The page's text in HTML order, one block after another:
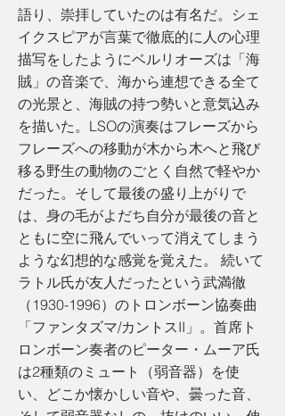
語り、崇拝していたのは有名だ。シェ
イクスピアが言葉で徹底的に人の心理
描写をしたようにベルリオーズは「海
賊」の音楽で、海から連想できる全て
の光景と、海賊の持つ勢いと意気込み
を描いた。LSOの演奏はフレーズから
フレーズへの移動が木から木へと飛び
移る野生の動物のごとく自然で軽やか
だった。そして最後の盛り上がりで
は、身の毛がよだち自分が最後の音と
ともに空に飛んでいって消えてしまう
ような幻想的な感覚を覚えた。 続いて
ラトル氏が友人だったという武満徹
（1930-1996）のトロンボーン協奏曲
「ファンタズマ/カントスII」。首席ト
ロンボーン奏者のピーター・ムーア氏
は2種類のミュート（弱音器）を使
い、どこか懐かしい音や、曇った音、